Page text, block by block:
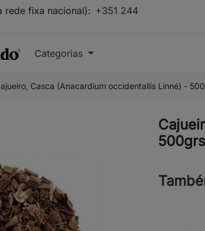
rede fixa nacional): +351 244
Categorias
Casca (Anacardium occidentallis Linné) -
500grs